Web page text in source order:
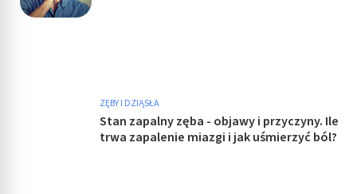
ZĘBY I DZIĄSŁA
Stan zapalny zęba - objawy i przyczyny. Ile
trwa zapalenie miazgi i jak uśmierzyć ból?